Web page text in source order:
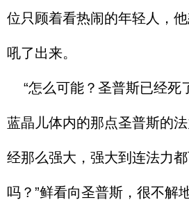
位只顾着看热闹的年轻人，
吼了出来。
“怎么可能？圣普斯已经死
蓝晶儿体内的那点圣普斯的
经那么强大，强大到连法力
吗？”鲜看向圣普斯，很不解